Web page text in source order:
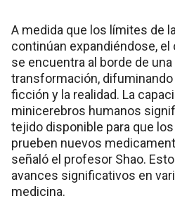
A medida que los límites de
continúan expandiéndose,
se encuentra al borde de
transformación,
ficción y la realidad. La
minicerebros humanos
tejido disponible para que
prueben nuevos
señaló el profesor Shao.
avances significativos en
medicina.